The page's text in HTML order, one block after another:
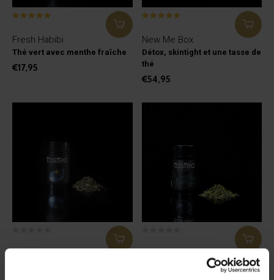
Fresh Habibi
Thé vert avec menthe fraîche
€17,95
New Me Box
Détox, skintight et une tasse de
thé
€54,95
Thé d'ortie qui favorise la